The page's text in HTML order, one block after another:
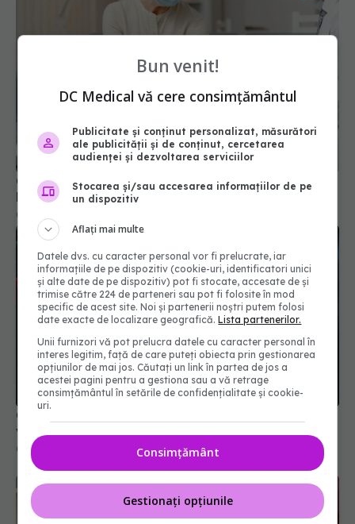
COVID, încă un efect negativ. Duce la
hipertensiune arterială și boli cardiovasculare
04 sep 2023, 09:32
COVID, impact major asupra creierului. Efectele
vizibile chiar și după 3 ani de la infectare
03 aug 2024, 14:12
Bun venit!
DC Medical vă cere consimțământul
Publicitate și conținut personalizat, măsurători
ale publicității și de conținut, cercetarea
audienței și dezvoltarea serviciilor
Stocarea și/sau accesarea informațiilor de pe
un dispozitiv
Aflați mai multe
Datele dvs. cu caracter personal vor fi prelucrate, iar
informațiile de pe dispozitiv (cookie-uri, identificatori unici
și alte date de pe dispozitiv) pot fi stocate, accesate de și
trimise către 224 de parteneri sau pot fi folosite în mod
specific de acest site. Noi și partenerii noștri putem folosi
date exacte de localizare geografică.Lista partenerilor.
Unii furnizori vă pot prelucra datele cu caracter personal în
interes legitim, față de care puteți obiecta prin gestionarea
opțiunilor de mai jos. Căutați un link în partea de jos a
acestei pagini pentru a gestiona sau a vă retrage
consimțământul în setările de confidențialitate și cookie-
uri.
Consimțământ
Gestionați opțiunile